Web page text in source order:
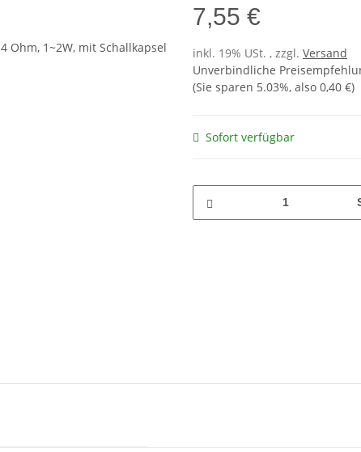
7,55 €
inkl. 19% USt. , zzgl. Versand
Unverbindliche
(Sie sparen 5.03%, also 0,40 €)
Sofort verfügbar